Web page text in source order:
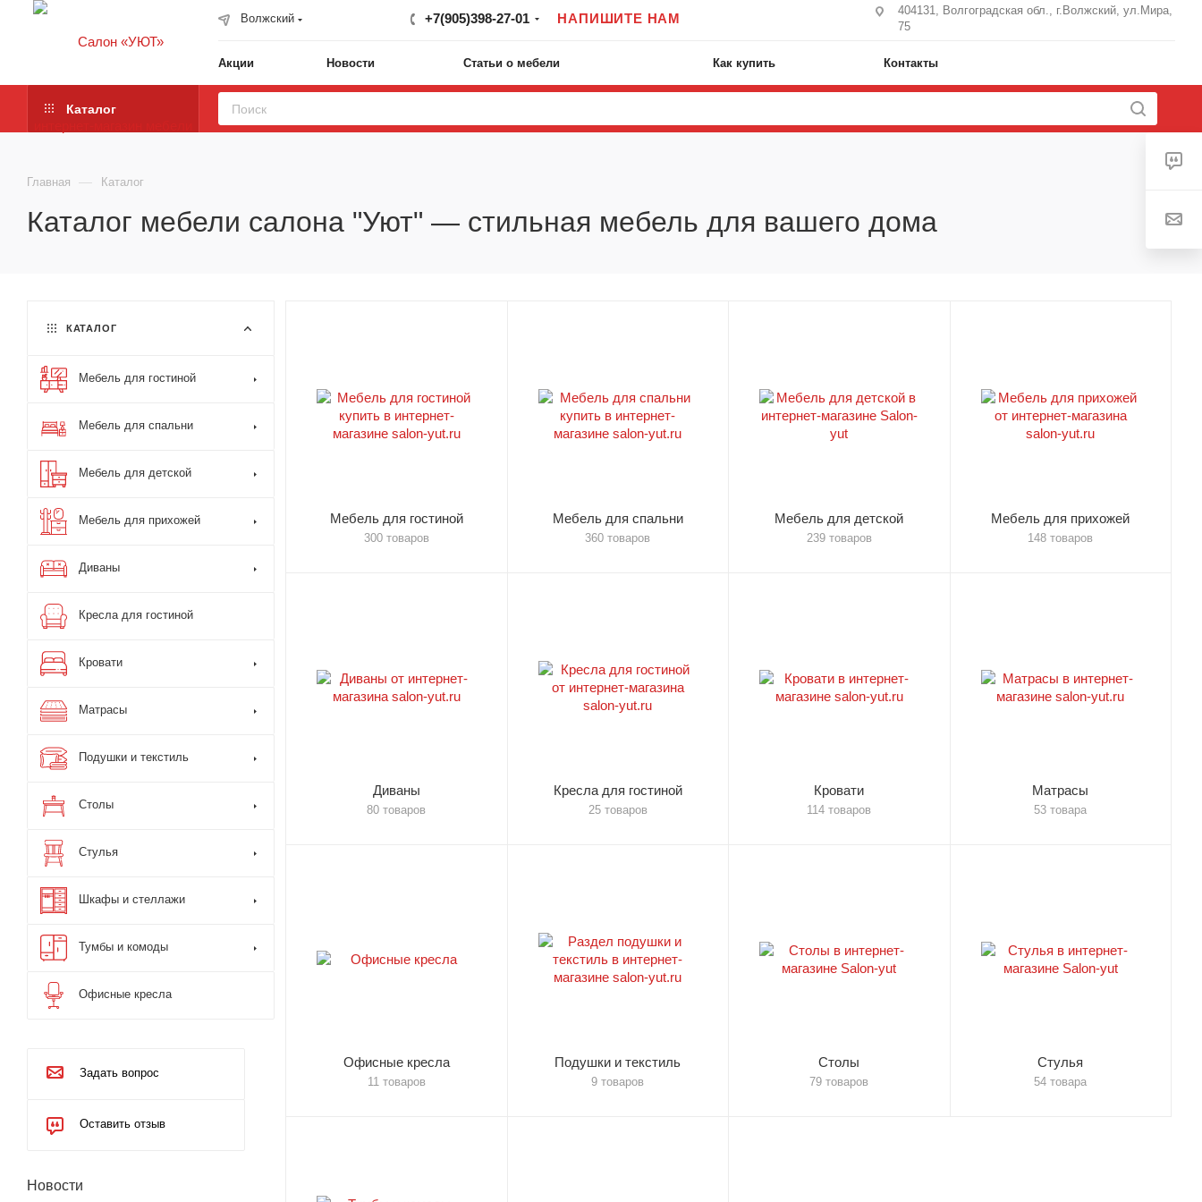
Волжский +7(905)398-27-01 НАПИШИТЕ НАМ
404131, Волгоградская обл., г.Волжский, ул.Мира,
75
Акции Новости Статьи о мебели Как купить Контакты
Каталог
Главная — Каталог
Каталог мебели салона "Уют" — стильная мебель для вашего дома
Мебель для гостиной
300 товаров
Мебель для спальни
360 товаров
Мебель для детской
239 товаров
Мебель для прихожей
148 товаров
Диваны
80 товаров
Кресла для гостиной
25 товаров
Кровати
114 товаров
Матрасы
53 товара
Офисные кресла
11 товаров
Подушки и текстиль
9 товаров
Столы
79 товаров
Стулья
54 товара
КАТАЛОГ
Мебель для гостиной
Мебель для спальни
Мебель для детской
Мебель для прихожей
Диваны
Кресла для гостиной
Кровати
Матрасы
Подушки и текстиль
Столы
Стулья
Шкафы и стеллажи
Тумбы и комоды
Офисные кресла
Задать вопрос
Оставить отзыв
Новости